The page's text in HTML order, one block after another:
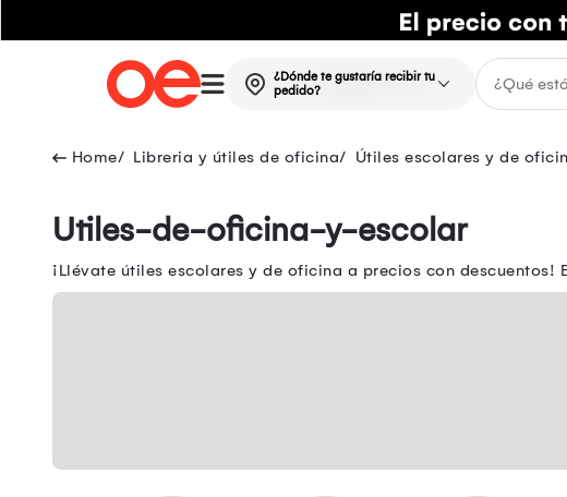
¿Dónde te gustaría recibir tu
pedido?
Libreria y útiles de oficina Útiles escolares y de
Utiles-de-oficina-y-escolar
¡Llévate útiles escolares y de oficina a precios con